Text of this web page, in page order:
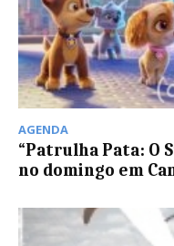
AGENDA
“Patrulha Pata: O
no domingo em